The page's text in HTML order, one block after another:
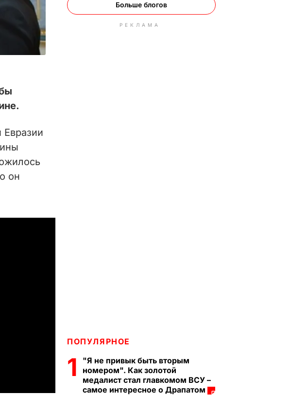
он
Больше блогов
РЕКЛАМА
ПОПУЛЯРНОЕ
1
"Я не привык быть вторым
номером". Как золотой
медалист стал главкомом ВСУ –
самое интересное о Драпатом